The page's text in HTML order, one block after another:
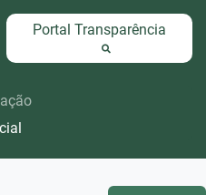
Portal Transparência